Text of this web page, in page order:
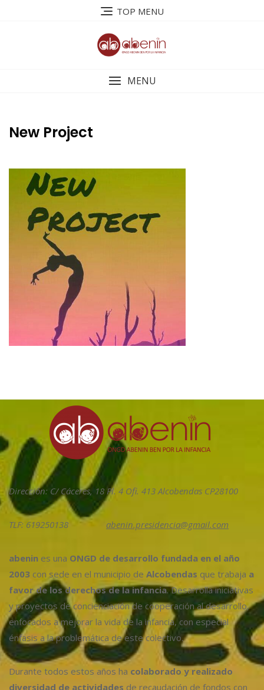
TOP MENU
MENU
New Project
Dirección: C/ Cáceres, 18 Pl. 4 Ofi. 413 Alcobendas CP28100
TLF: 619250138 abenin.presidencia@gmail.com
abenin es una ONGD de desarrollo fundada en el año
2003 con sede en el municipio de Alcobendas que trabaja a
favor de los derechos de la infancia. Desarrolla iniciativas
y proyectos de concienciación de cooperación al desarrollo,
enfocados a mejorar la vida de la infancia, con especial
énfasis a la problemática de este colectivo.
Durante todos estos años ha colaborado y realizado
diversidad de actividades de recaudación de fondos con